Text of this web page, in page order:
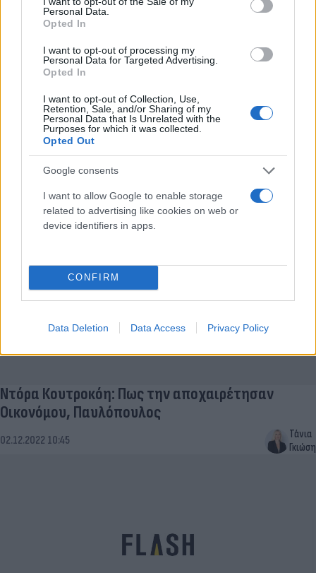
Personal Data.
Opted In
I want to opt-out of processing my
Personal Data for Targeted Advertising.
Opted In
I want to opt-out of Collection, Use,
Retention, Sale, and/or Sharing of my
Personal Data that Is Unrelated with the
Purposes for which it was collected.
Opted Out
Google consents
I want to allow Google to enable storage
related to advertising like cookies on web or
device identifiers in apps.
CONFIRM
Data Deletion Data Access Privacy Policy
Ντόρα Κουτροκόη για Οικονόμου – Παυλόπουλο:
«Δεν είχα κανένα απολύτως νέο τους»
05.12.2022 10:53
Ντόρα Κουτροκόη: Πως την αποχαιρέτησαν
Οικονόμου, Παυλόπουλος
02.12.2022 10:45
Τάνια
Γκιώση